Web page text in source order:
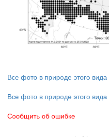
Все фото в природе этого вида
Все фото в природе этого вида
Сообщить об ошибке